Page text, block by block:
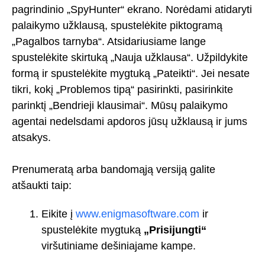
pagrindinio „SpyHunter“ ekrano. Norėdami atidaryti
palaikymo užklausą, spustelėkite piktogramą
„Pagalbos tarnyba“. Atsidariusiame lange
spustelėkite skirtuką „Nauja užklausa“. Užpildykite
formą ir spustelėkite mygtuką „Pateikti“. Jei nesate
tikri, kokį „Problemos tipą“ pasirinkti, pasirinkite
parinktį „Bendrieji klausimai“. Mūsų palaikymo
agentai nedelsdami apdoros jūsų užklausą ir jums
atsakys.
Prenumeratą arba bandomąją versiją galite
atšaukti taip:
Eikite į www.enigmasoftware.com ir
spustelėkite mygtuką „Prisijungti“
viršutiniame dešiniajame kampe.